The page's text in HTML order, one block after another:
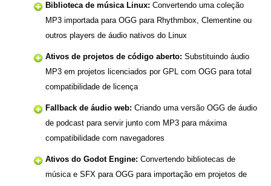
Biblioteca de música Linux: Convertendo uma coleção
MP3 importada para OGG para Rhythmbox, Clementine ou
outros players de áudio nativos do Linux
Ativos de projetos de código aberto: Substituindo áudio
MP3 em projetos licenciados por GPL com OGG para total
compatibilidade de licença
Fallback de áudio web: Criando uma versão OGG de áudio
de podcast para servir junto com MP3 para máxima
compatibilidade com navegadores
Ativos do Godot Engine: Convertendo bibliotecas de
música e SFX para OGG para importação em projetos de